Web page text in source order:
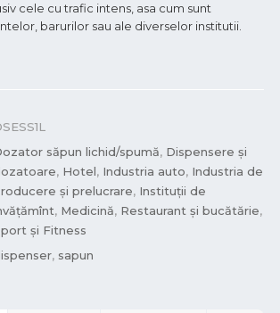
cele cu trafic intens, asa cum sunt
barurilor sau ale diverselor institutii.
săpun lichid/spumă, Dispensere și
, Hotel, Industria auto, Industria de
și prelucrare, Instituții de
, Medicină, Restaurant și bucătărie,
și Fitness
, sapun